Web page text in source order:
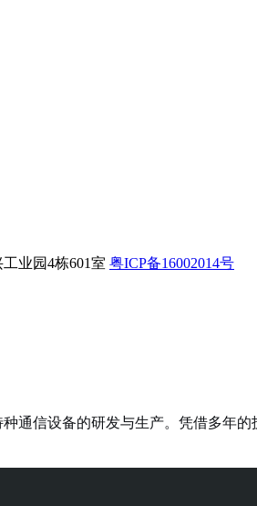
业园4栋601室 粤ICP备16002014号
通信设备的研发与生产。凭借多年